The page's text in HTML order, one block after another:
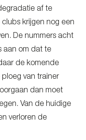
af te
krijgen nog een
De nummers acht
aan om dat te
de komende
van trainer
dan moet
Van de huidige
verloren de